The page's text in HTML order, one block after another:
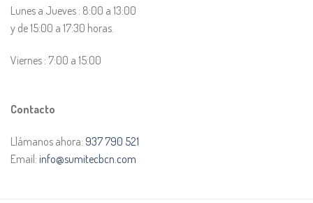
Lunes a Jueves : 8:00 a 13:00
y de 15:00 a 17:30 horas.
Viernes : 7:00 a 15:00
Contacto
Llámanos ahora: 937 790 521
Email: info@sumitecbcn.com